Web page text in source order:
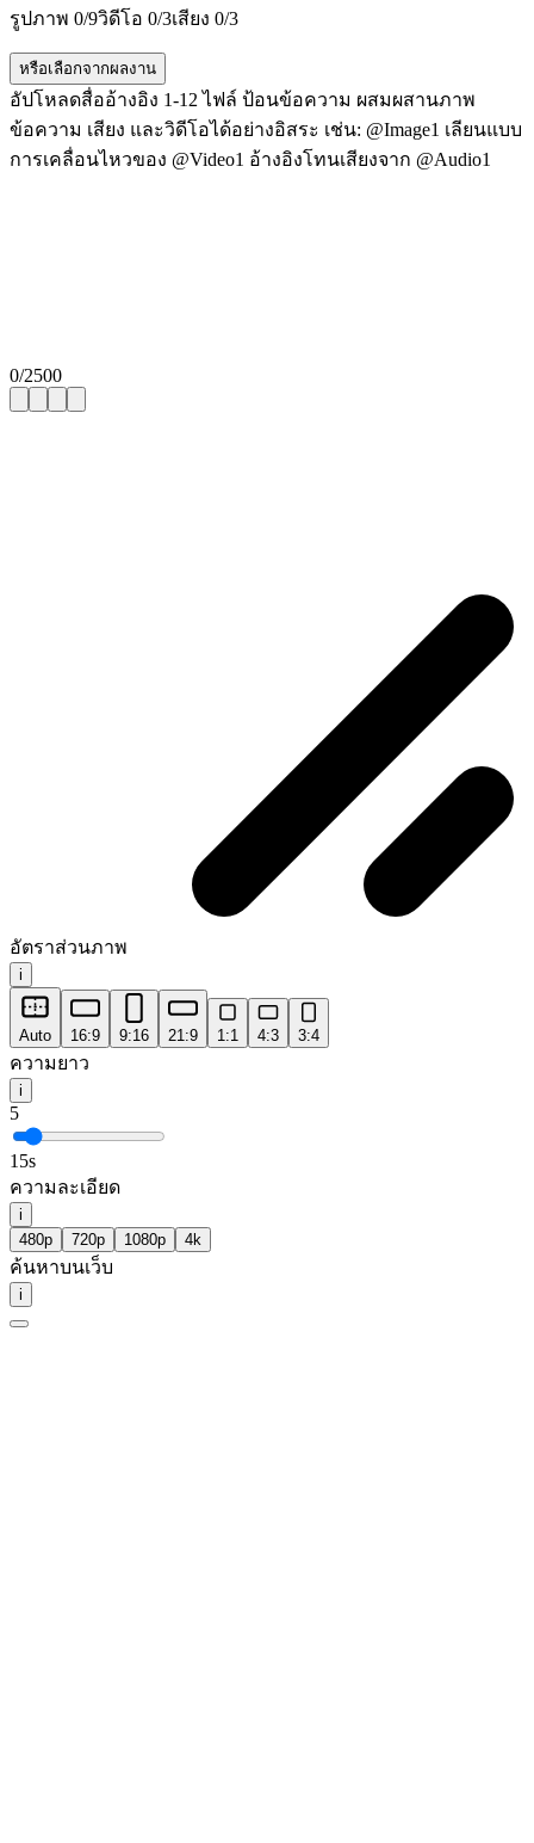
รูปภาพ 0/9วิดีโอ 0/3เสียง 0/3
หรือเลือกจากผลงาน
อัปโหลดสื่ออ้างอิง 1-12 ไฟล์ ป้อนข้อความ ผสมผสานภาพ
ข้อความ เสียง และวิดีโอได้อย่างอิสระ เช่น: @Image1 เลียนแบบ
การเคลื่อนไหวของ @Video1 อ้างอิงโทนเสียงจาก @Audio1
0/2500
อัตราส่วนภาพ
i
Auto 16:9 9:16 21:9 1:1 4:3 3:4
ความยาว
i
5
15s
ความละเอียด
i
480p
720p 1080p 4k
ค้นหาบนเว็บ
i